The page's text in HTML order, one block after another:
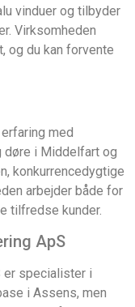
vinduer og tilbyder
Virksomheden
du kan forvente
med
døre i Middelfart og
konkurrencedygtige
arbejder både for
tilfredse kunder.
ApS
er specialister i
i Assens, men